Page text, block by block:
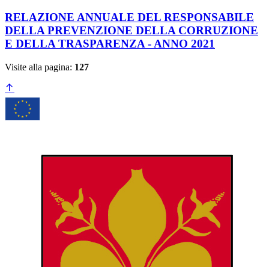
RELAZIONE ANNUALE DEL RESPONSABILE
DELLA PREVENZIONE DELLA CORRUZIONE
E DELLA TRASPARENZA - ANNO 2021
Visite alla pagina: 127